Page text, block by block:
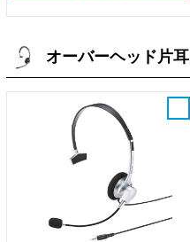
オーバーヘッド片耳